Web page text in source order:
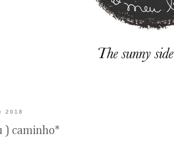
2018
) caminho*